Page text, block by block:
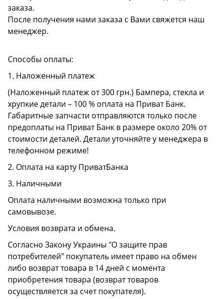
заказа.
После получения нами заказа с Вами свяжется наш
менеджер.
Способы оплаты:
1. Наложенный платеж
(Наложенный платеж от 300 грн.) Бампера, стекла и
хрупкие детали – 100 % оплата на Приват Банк.
Габаритные запчасти отправляются только после
предоплаты на Приват Банк в размере около 20% от
стоимости деталей. Детали уточняйте у менеджера в
телефонном режиме!
2. Оплата на карту ПриватБанка
3. Наличными
Оплата наличными возможна только при
самовывозе.
Условия возврата и обмена.
Согласно Закону Украины "О защите прав
потребителей" покупатель имеет право на обмен
либо возврат товара в 14 дней с момента
приобретения товара (возврат товаров
осуществляется за счет покупателя).